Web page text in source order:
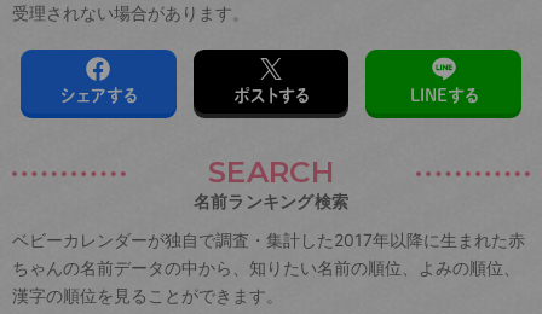
受理されない場合があります。
シェアする ポストする LINEする
SEARCH
名前ランキング検索
ベビーカレンダーが独自で調査・集計した2017年以降に生まれた赤
ちゃんの名前データの中から、知りたい名前の順位、よみの順位、
漢字の順位を見ることができます。